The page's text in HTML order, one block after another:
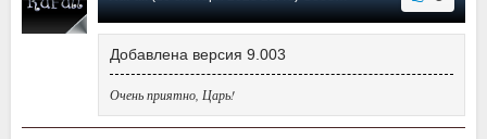
Добавлена версия 9.003
Очень приятно, Царь!